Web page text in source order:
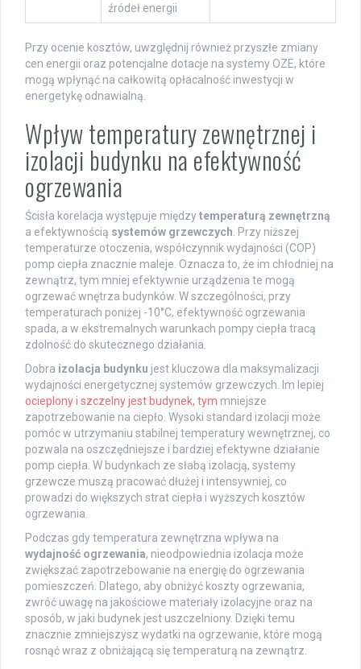
źródeł energii
Przy ocenie kosztów, uwzględnij również przyszłe zmiany
cen energii oraz potencjalne dotacje na systemy OZE, które
mogą wpłynąć na całkowitą opłacalność inwestycji w
energetykę odnawialną.
Wpływ temperatury zewnętrznej i
izolacji budynku na efektywność
ogrzewania
Ścisła korelacja występuje międzytemperaturą zewnętrzną
a efektywnością systemów grzewczych. Przy niższej
temperaturze otoczenia, współczynnik wydajności (COP)
pomp ciepła znacznie maleje. Oznacza to, że im chłodniej na
zewnątrz, tym mniej efektywnie urządzenia te mogą
ogrzewać wnętrza budynków. W szczególności, przy
temperaturach poniżej -10°C, efektywność ogrzewania
spada, a w ekstremalnych warunkach pompy ciepła tracą
zdolność do skutecznego działania.
Dobra izolacja budynku jest kluczowa dla maksymalizacji
wydajności energetycznej systemów grzewczych. Im lepiej
ocieplony i szczelny jest budynek, tym mniejsze
zapotrzebowanie na ciepło. Wysoki standard izolacji może
pomóc w utrzymaniu stabilnej temperatury wewnętrznej, co
pozwala na oszczędniejsze i bardziej efektywne działanie
pomp ciepła. W budynkach ze słabą izolacją, systemy
grzewcze muszą pracować dłużej i intensywniej, co
prowadzi do większych strat ciepła i wyższych kosztów
ogrzewania.
Podczas gdy temperatura zewnętrzna wpływa na
wydajność ogrzewania, nieodpowiednia izolacja może
zwiększać zapotrzebowanie na energię do ogrzewania
pomieszczeń. Dlatego, aby obniżyć koszty ogrzewania,
zwróć uwagę na jakościowe materiały izolacyjne oraz na
sposób, w jaki budynek jest uszczelniony. Dzięki temu
znacznie zmniejszysz wydatki na ogrzewanie, które mogą
rosnąć wraz z obniżającą się temperaturą na zewnątrz.